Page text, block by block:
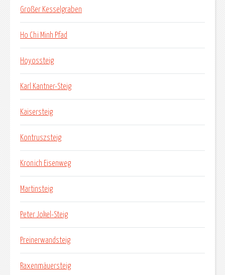
Großer Kesselgraben
Ho Chi Minh Pfad
Hoyossteig
Karl Kantner-Steig
Kaisersteig
Kontruszsteig
Kronich Eisenweg
Martinsteig
Peter Jokel-Steig
Preinerwandsteig
Raxenmäuersteig